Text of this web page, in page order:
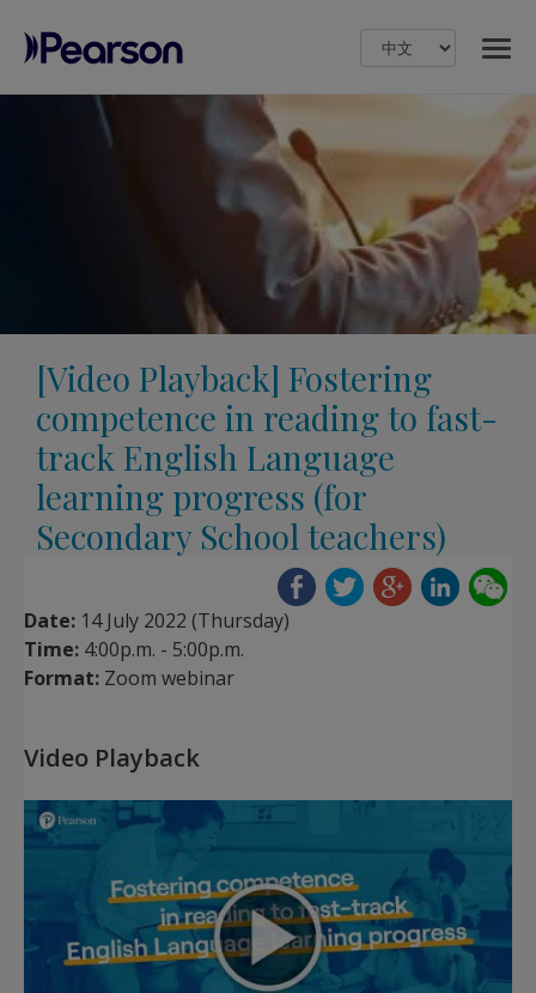
Pearson
[Video Playback] Fostering
competence in reading to fast-
track English Language
learning progress (for
Secondary School teachers)
Date: 14 July 2022 (Thursday)
Time: 4:00p.m. - 5:00p.m.
Format: Zoom webinar
Video Playback